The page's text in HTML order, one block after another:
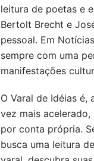
leitura de poetas e
Bertolt Brecht e
pessoal. Em
sempre com uma
manifestações
O Varal de Idéias
vez mais
por conta própria.
busca uma leitura